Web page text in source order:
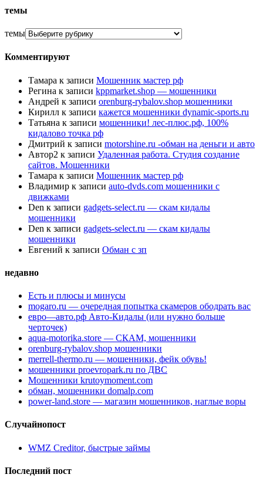
темы
темы
Комментируют
Тамара к записи Мошенник мастер рф
Регина к записи kppmarket.shop — мошенники
Андрей к записи orenburg-rybalov.shop мошенники
Кирилл к записи кажется мошенники dynamic-sports.ru
Татьяна к записи мошенники! лес-плюс.рф, 100%
кидалово точка рф
Дмитрий к записи motorshine.ru -обман на деньги и авто
Автор2 к записи Удаленная работа. Студия создание
сайтов. Мошенники
Тамара к записи Мошенник мастер рф
Владимир к записи auto-dvds.com мошенники с
движками
Den к записи gadgets-select.ru — скам кидалы
мошенники
Den к записи gadgets-select.ru — скам кидалы
мошенники
Евгений к записи Обман с зп
недавно
Есть и плюсы и минусы
mogaro.ru — очередная попытка скамеров ободрать вас
евро—авто.рф Авто-Кидалы (или нужно больше
черточек)
aqua-motorika.store — СКАМ, мошенники
orenburg-rybalov.shop мошенники
merrell-thermo.ru — мошенники, фейк обувь!
мошенники proevropark.ru по ДВС
Мошенники krutoymoment.com
обман, мошенники domalp.com
power-land.store — магазин мошенников, наглые воры
Случайнопост
WMZ Creditor, быстрые займы
Последний пост